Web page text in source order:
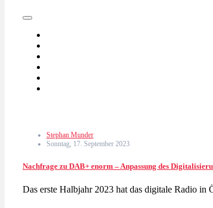
Stephan Munder
Sonntag, 17. September 2023
Nachfrage zu DAB+ enorm – Anpassung des
Das erste Halbjahr 2023 hat das digitale Radio